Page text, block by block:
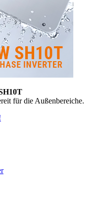
für die Außenbereiche.